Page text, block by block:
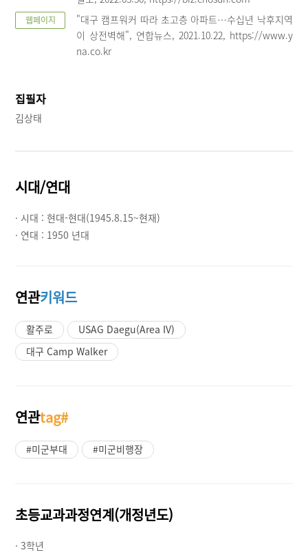
웹페이지
"대구 캠프워커 따라 초고층 아파트…수십년 낙후지역
이 상전벽해", 연합뉴스, 2021.10.22, https://www.y
na.co.kr
집필자
김상태
시대/연대
· 시대 :현대-현대(1945.8.15~현재)
· 연대 : 1950 년대
연관키워드
활주로
USAG Daegu(Area IV)
대구 Camp Walker
연관tag#
#미군부대 #미군비행장
초등교과과정연계(개정년도)
· 3학년